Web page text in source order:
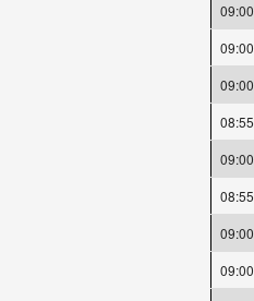
09:00
09:00
09:00
08:55
09:00
08:55
09:00
09:00